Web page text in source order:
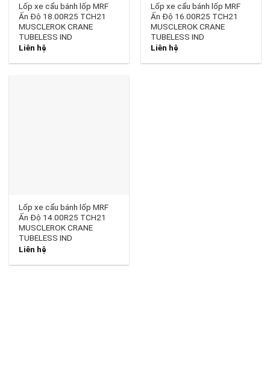
Lốp xe cẩu bánh lốp MRF
Ấn Độ 18.00R25 TCH21
MUSCLEROK CRANE
TUBELESS IND
Liên hệ
Lốp xe cẩu bánh lốp MRF
Ấn Độ 16.00R25 TCH21
MUSCLEROK CRANE
TUBELESS IND
Liên hệ
Lốp xe cẩu bánh lốp MRF
Ấn Độ 14.00R25 TCH21
MUSCLEROK CRANE
TUBELESS IND
Liên hệ